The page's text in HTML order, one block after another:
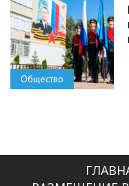
Общество